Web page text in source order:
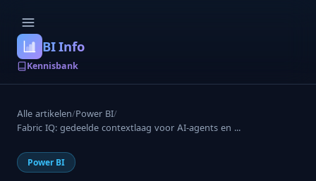
BI Info
Kennisbank
Alle artikelen/Power BI/
Fabric IQ: gedeelde contextlaag voor AI-agents en ...
Power BI